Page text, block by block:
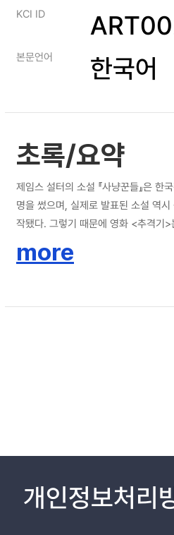
KCI ID
본문언어 한국어
초록/요약
제임스 설터의 소설 『사냥꾼들』은
명을 썼으며, 실제로 발표된 소설 역
작됐다. 그렇기 때문에 영화 <추격기
고 두 작품은 한국전쟁의 역사성을 탈
more
개인정보처리